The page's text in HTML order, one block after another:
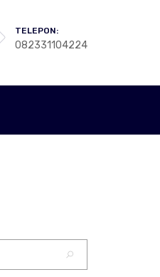
TELEPON:
082331104224